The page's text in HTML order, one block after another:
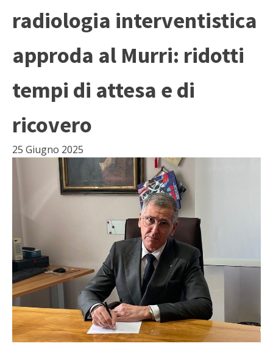
radiologia interventistica
approda al Murri: ridotti
tempi di attesa e di
ricovero
25 Giugno 2025